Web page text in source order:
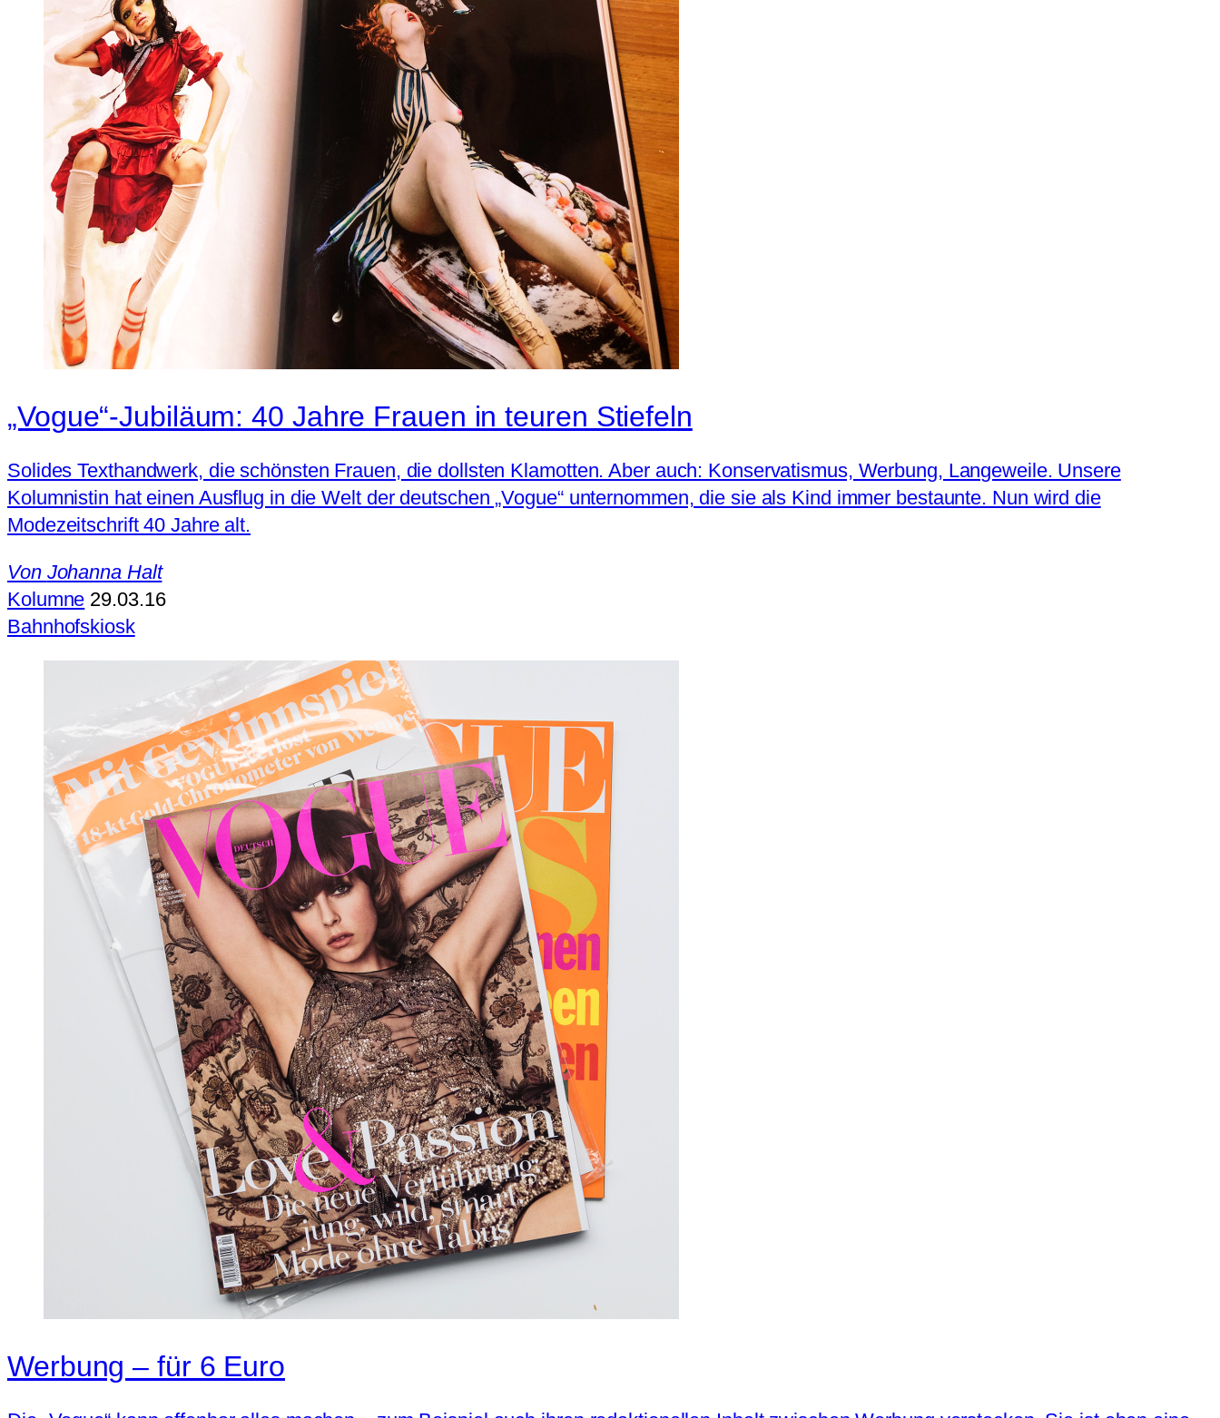
„Vogue“-Jubiläum: 40 Jahre Frauen in teuren Stiefeln
Solides Texthandwerk, die schönsten Frauen, die dollsten Klamotten. Aber auch: Konservatismus, Werbung, Langeweile. Unsere
Kolumnistin hat einen Ausflug in die Welt der deutschen „Vogue“ unternommen, die sie als Kind immer bestaunte. Nun wird die
Modezeitschrift 40 Jahre alt.
Von Johanna Halt
Kolumne 29.03.16
Bahnhofskiosk
Werbung – für 6 Euro